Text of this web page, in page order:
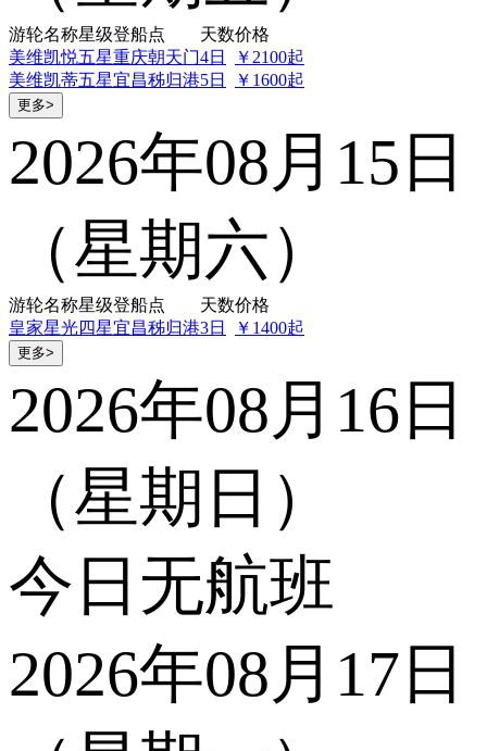
游轮名称星级登船点 天数价格
美维凯悦五星重庆朝天门4日
￥2100起
美维凯蒂五星宜昌秭归港5日 ￥1600起
更多>
2026年08月15日
（星期六）
游轮名称星级登船点 天数价格
皇家星光四星宜昌秭归港3日 ￥1400起
更多>
2026年08月16日
（星期日）
今日无航班
2026年08月17日